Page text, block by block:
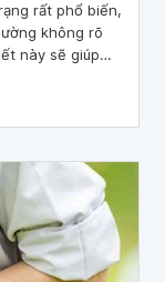
rất phổ biến,
không rõ
này sẽ giúp